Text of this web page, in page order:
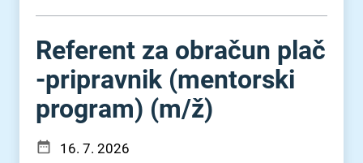
Referent za obračun plač
-pripravnik (mentorski
program) (m⁠/⁠ž)
16. 7. 2026